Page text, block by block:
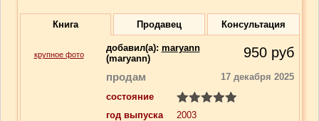
Книга Продавец Консультация
крупное фото
добавил(a): maryann
(maryann)
950 руб
продам
17 декабря 2025
состояние
год выпуска
2003